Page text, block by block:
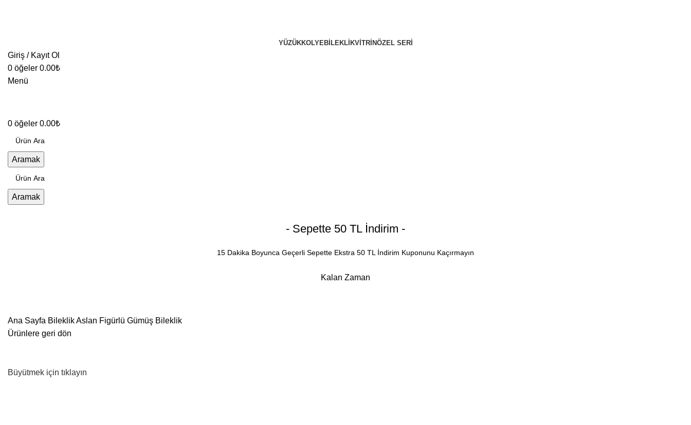
YÜZÜKKOLYEBILEKLIKVITRINÖZEL SERI
Giriş / Kayıt Ol
0 öğeler 0.00₺
Menü
0 öğeler 0.00₺
Aramak
Aramak
- Sepette 50 TL İndirim -
15 Dakika Boyunca Geçerli Sepette Ekstra 50 TL İndirim Kuponunu Kaçırmayın
Kalan Zaman
Ana Sayfa BileklikAslan Figürlü Gümüş Bileklik
Ürünlere geri dön
Büyütmek için tıklayın